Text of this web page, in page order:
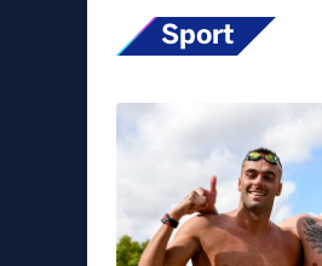
Sport